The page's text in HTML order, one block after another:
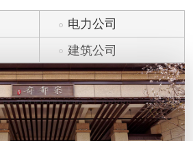
电力公司
建筑公司